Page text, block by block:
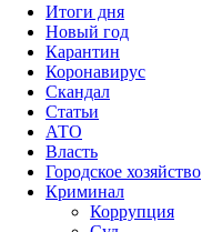
Итоги дня
Новый год
Карантин
Коронавирус
Скандал
Статьи
АТО
Власть
Городское хозяйство
Криминал
Коррупция